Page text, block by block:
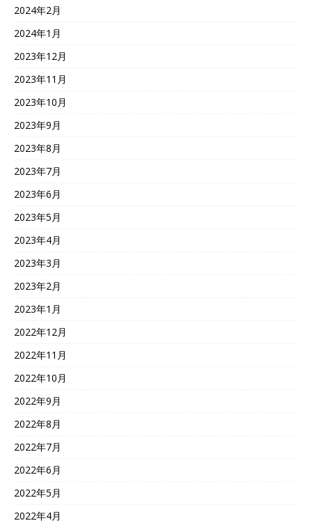
2024年2月
2024年1月
2023年12月
2023年11月
2023年10月
2023年9月
2023年8月
2023年7月
2023年6月
2023年5月
2023年4月
2023年3月
2023年2月
2023年1月
2022年12月
2022年11月
2022年10月
2022年9月
2022年8月
2022年7月
2022年6月
2022年5月
2022年4月